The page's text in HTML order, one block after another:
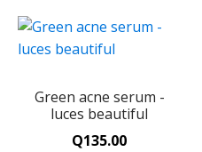
Green acne serum -
luces beautiful
Q135.00
Lápiz